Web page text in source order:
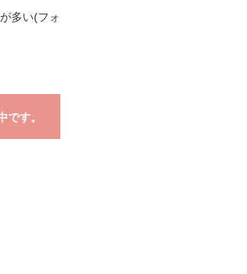
多い(フォ
です。